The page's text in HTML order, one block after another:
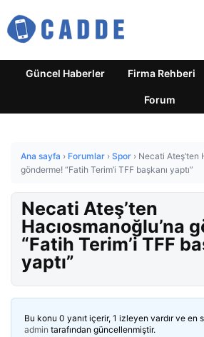
Güncel Haberler Firma Rehberi
Forum
Ana sayfa › Forumlar › Spor › Necati Ateş’ten
gönderme! “Fatih Terim’i TFF başkanı yaptı”
Necati Ateş’ten
Hacıosmanoğlu’na
“Fatih Terim’i TFF
yaptı”
Bu konu 0 yanıt içerir, 1 izleyen vardır ve en
admin tarafından güncellenmiştir.